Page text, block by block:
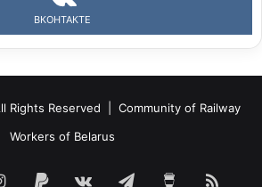
ВКОНТАКТЕ
Rights Reserved | Community of Railway
Workers of Belarus
Instagram
Paypal vk.com Telegram